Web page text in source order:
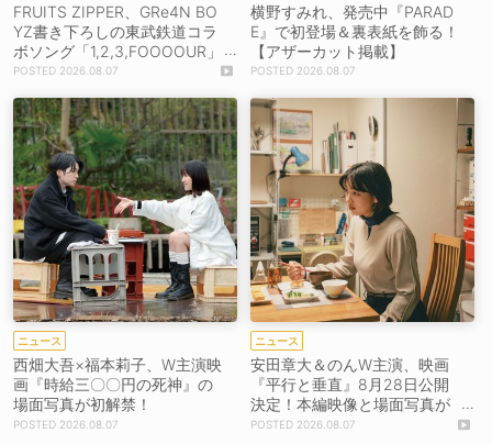
FRUITS ZIPPER、GRe4N BO
YZ書き下ろしの東武鉄道コラ
ボソング「1,2,3,FOOOOUR」
をリリース＆MV公開！
2026.08.07
横野すみれ、発売中『PARAD
E』で初登場＆裏表紙を飾る！
【アザーカット掲載】
2026.08.07
ニュース
西畑大吾×福本莉子、W主演映
画『時給三〇〇円の死神』の
場面写真が初解禁！
2026.08.07
ニュース
安田章大＆のんW主演、映画
『平行と垂直』8月28日公開
決定！本編映像と場面写真が
初解禁！2026.08.07